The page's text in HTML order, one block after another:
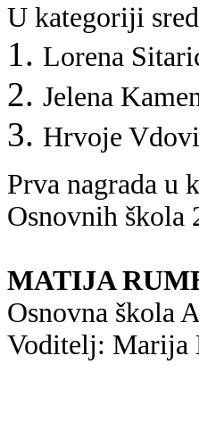
U kategoriji
Lorena
Jelena
Hrvoje
Prva nagrada u
Osnovnih škola
MATIJA
Osnovna škola
Voditelj: Marija